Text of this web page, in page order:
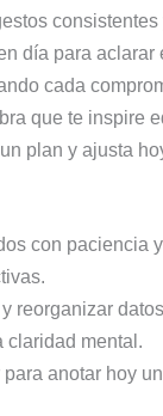
día para aclarar
cada
que te inspire
plan y ajusta
con paciencia
reorganizar
claridad mental.
anotar hoy